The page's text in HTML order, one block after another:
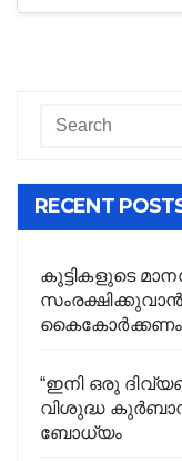
RECENT
കുട്ടികളുടെ
കൈകോർക്കണം
“ഇനി ഒരു
വിശുദ്ധ
ബോധ്യം